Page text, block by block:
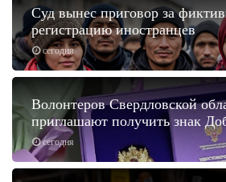
сегодня
Суд вынес приговор за
регистрацию иностранцев
сегодня
Волонтеров Свердловской
приглашают получить знак